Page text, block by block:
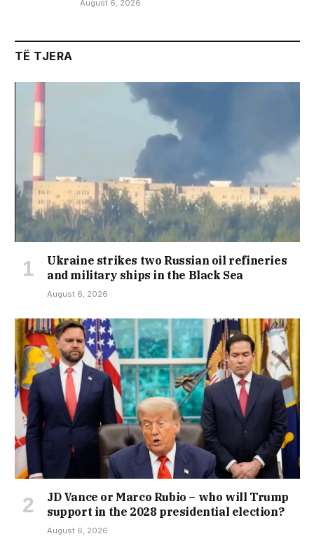
August 6, 2026
TË TJERA
Ukraine strikes two Russian oil refineries
and military ships in the Black Sea
August 6, 2026
JD Vance or Marco Rubio – who will Trump
support in the 2028 presidential election?
August 6, 2026